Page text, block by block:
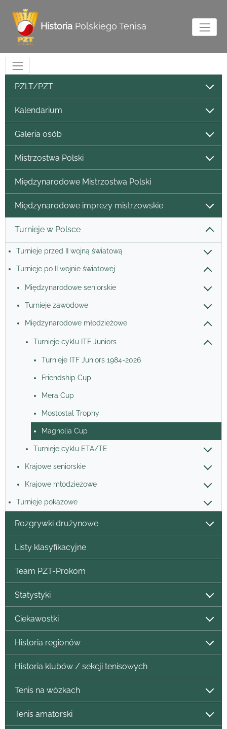
Historia Polskiego Tenisa
PZLT/PZT
Kalendarium
Galeria osób
Mistrzostwa Polski
Międzynarodowe Mistrzostwa Polski
Międzynarodowe imprezy mistrzowskie
Turnieje w Polsce
Turnieje przed II wojną światową
Turnieje po II wojnie światowej
Międzynarodowe seniorskie
Turnieje zawodowe
Międzynarodowe młodzieżowe
Turnieje cyklu ITF Juniors
Turnieje ITF Juniors 1984-2026
Friendship Cup
Mera Cup
Mostostal Trophy
Magnolia Cup
Turnieje cyklu ETA/TE
Krajowe seniorskie
Krajowe młodzieżowe
Turnieje pokazowe
Rozgrywki drużynowe
Listy klasyfikacyjne
Team PZT-Prokom
Statystyki
Ciekawostki
Historia regionów
Historia klubów / sekcji tenisowych
Tenis na wózkach
Tenis amatorski